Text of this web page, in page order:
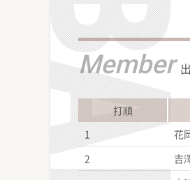
Member
打順
1
花
2
吉